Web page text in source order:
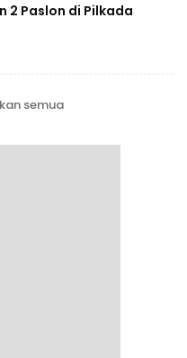
2 Paslon di Pilkada
semua